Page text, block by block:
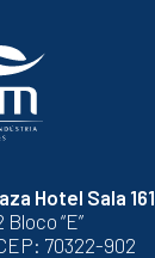
Hotel Sala 161
“E”
70322-902